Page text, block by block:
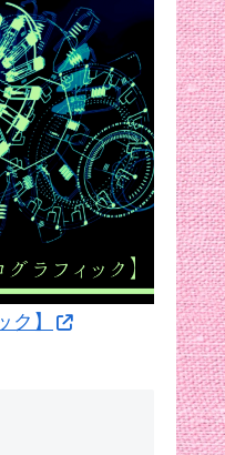
】